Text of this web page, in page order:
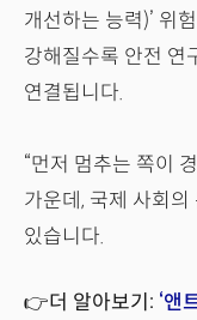
개선하는 능력)’ 위
강해질수록 안전 연
연결됩니다.
“먼저 멈추는 쪽이
가운데, 국제 사회
있습니다.
👉더 알아보기: ‘앤